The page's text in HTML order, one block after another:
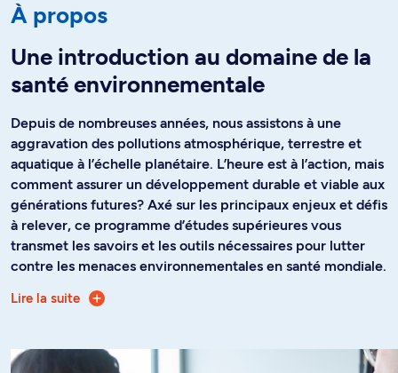
À propos
Une introduction au domaine de la
santé environnementale
Depuis de nombreuses années, nous assistons à une
aggravation des pollutions atmosphérique, terrestre et
aquatique à l’échelle planétaire. L’heure est à l’action, mais
comment assurer un développement durable et viable aux
générations futures? Axé sur les principaux enjeux et défis
à relever, ce programme d’études supérieures vous
transmet les savoirs et les outils nécessaires pour lutter
contre les menaces environnementales en santé mondiale.
Ce programme s'adresse aux titulaires d’un diplôme de 1
animale, ainsi qu'aux personnes issues de formations très
Lire la suite